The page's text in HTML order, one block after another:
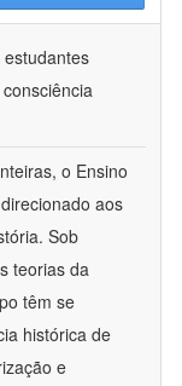
o Ensino
aos
Sob
teorias da
têm se
histórica de
e